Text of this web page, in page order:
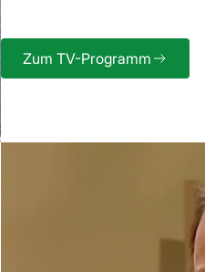
Zum TV-Programm